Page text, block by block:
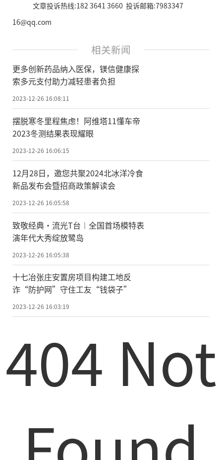
文章投诉热线:182 3641 3660 投诉邮箱:7983347
16@qq.com
相关新闻
更多创新药品纳入医保，镁信健康探
索多元支付助力减轻患者负担
2023-12-26 16:08:11
摆脱寒冬里程焦虑！阿维塔11懂车帝
2023冬测结果表现耀眼
2023-12-26 16:06:15
12月28日，邀您共聚2024北冰洋冷食
新品发布会暨招商政策解读会
2023-12-26 16:05:58
致敬经典·流光T台︱全国首场模特表
演年代大秀绽放鹭岛
2023-12-26 16:05:38
十七冶张庄安置房项目构建工地反
诈“防护网”守住工友“钱袋子”
2023-12-26 16:03:19
404 Not